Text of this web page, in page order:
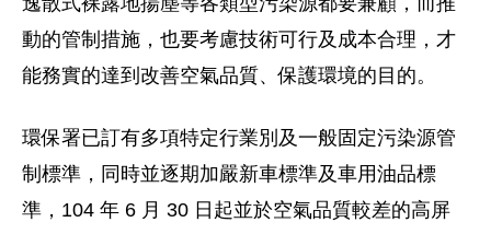
動的管制措施，也要考慮技術可行及成本合理，才
能務實的達到改善空氣品質、保護環境的目的。
環保署已訂有多項特定行業別及一般固定污染源管
制標準，同時並逐期加嚴新車標準及車用油品標
準，104 年 6 月 30 日起並於空氣品質較差的高屏